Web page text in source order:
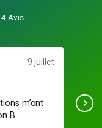
Avis
de blabla, que du